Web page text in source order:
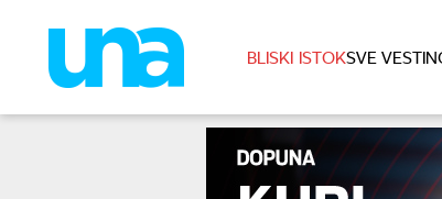
BLISKI ISTOKSVE VESTI